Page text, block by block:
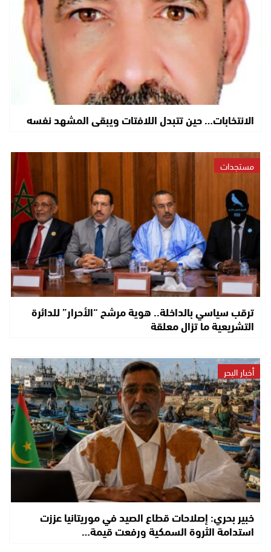
الانتخابات… حين تتبدل اللافتات ويبقى المشهد نفسه
مستجدات
ترقب سياسي بالداخلة.. هوية مرشح “الأحرار” للدائرة
التشريعية ما تزال معلقة
أخبار البحر
خبير بحري: إصلاحات قطاع الصيد في موريتانيا عززت
استدامة الثروة السمكية ورفعت قيمة…